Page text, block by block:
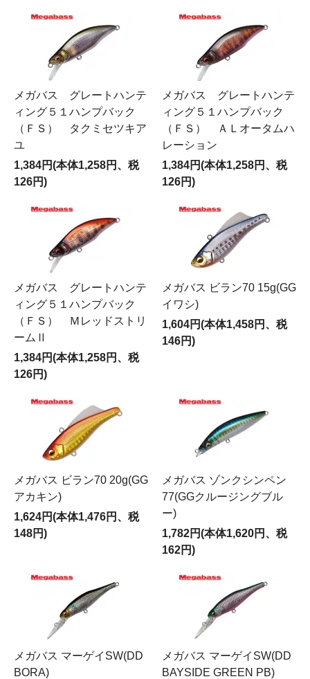
メガバス グレートハンテ
ィング５１ハンプバック
（ＦＳ） タクミセツキア
ユ
1,384円(本体1,258円、税
126円)
メガバス グレートハンテ
ィング５１ハンプバック
（ＦＳ） ＡＬオータムハ
レーション
1,384円(本体1,258円、税
126円)
メガバス グレートハンテ
ィング５１ハンプバック
（ＦＳ） Ｍレッドストリ
ームⅡ
1,384円(本体1,258円、税
126円)
メガバス ビラン70 15g(GG
イワシ)
1,604円(本体1,458円、税
146円)
メガバス ビラン70 20g(GG
アカキン)
1,624円(本体1,476円、税
148円)
メガバス ゾンクシンペン
77(GGクルージングブル
ー)
1,782円(本体1,620円、税
162円)
メガバス マーゲイSW(DD
BORA)
メガバス マーゲイSW(DD
BAYSIDE GREEN PB)